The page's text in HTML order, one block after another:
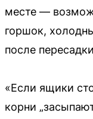
месте —
горшок,
после
«Если ящики
корни